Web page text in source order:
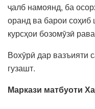
ҷалб намоянд, ба
оранд ва барои соҳиб
курсҳои бозомӯзӣ
Вохӯрӣ дар вазъияти
гузашт.
Маркази матбуоти